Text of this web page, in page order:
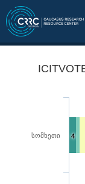
4
სომხეთი